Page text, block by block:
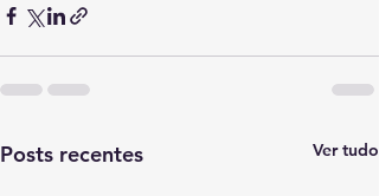
Posts recentes Ver tudo